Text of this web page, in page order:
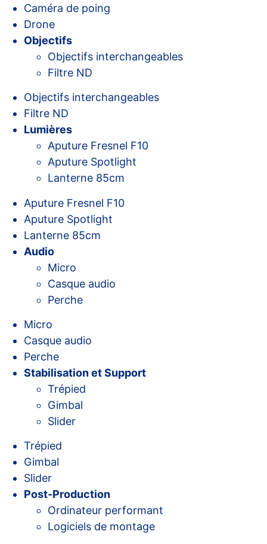
Caméra de poing
Drone
Objectifs
Objectifs interchangeables
Filtre ND
Objectifs interchangeables
Filtre ND
Lumières
Aputure Fresnel F10
Aputure Spotlight
Lanterne 85cm
Aputure Fresnel F10
Aputure Spotlight
Lanterne 85cm
Audio
Micro
Casque audio
Perche
Micro
Casque audio
Perche
Stabilisation et Support
Trépied
Gimbal
Slider
Trépied
Gimbal
Slider
Post-Production
Ordinateur performant
Logiciels de montage